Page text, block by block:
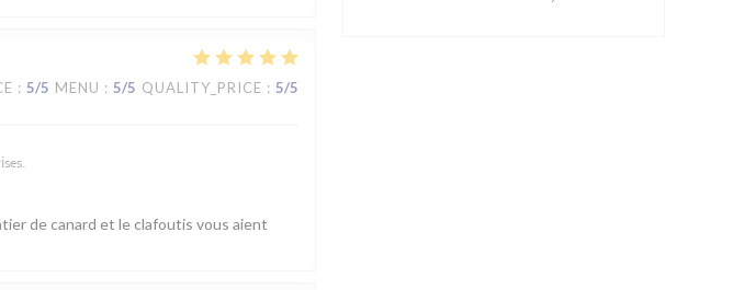
: 5/5 MENU : 5/5 QUALITY_PRICE : 5/5
de canard et le clafoutis vous aient